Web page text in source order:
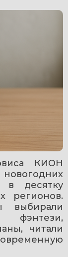
КИОН
в десятку
регионов.
выбирали
фэнтези,
читали